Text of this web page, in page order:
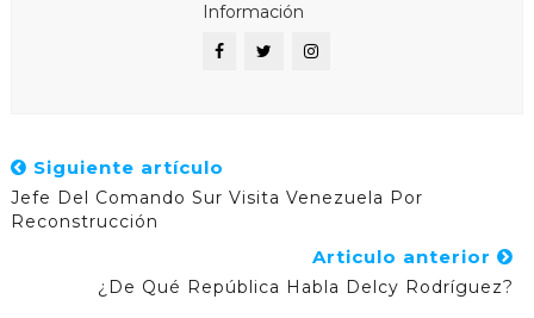
Información
Siguiente artículo
Jefe Del Comando Sur Visita Venezuela Por
Reconstrucción
Articulo anterior
¿De Qué República Habla Delcy Rodríguez?